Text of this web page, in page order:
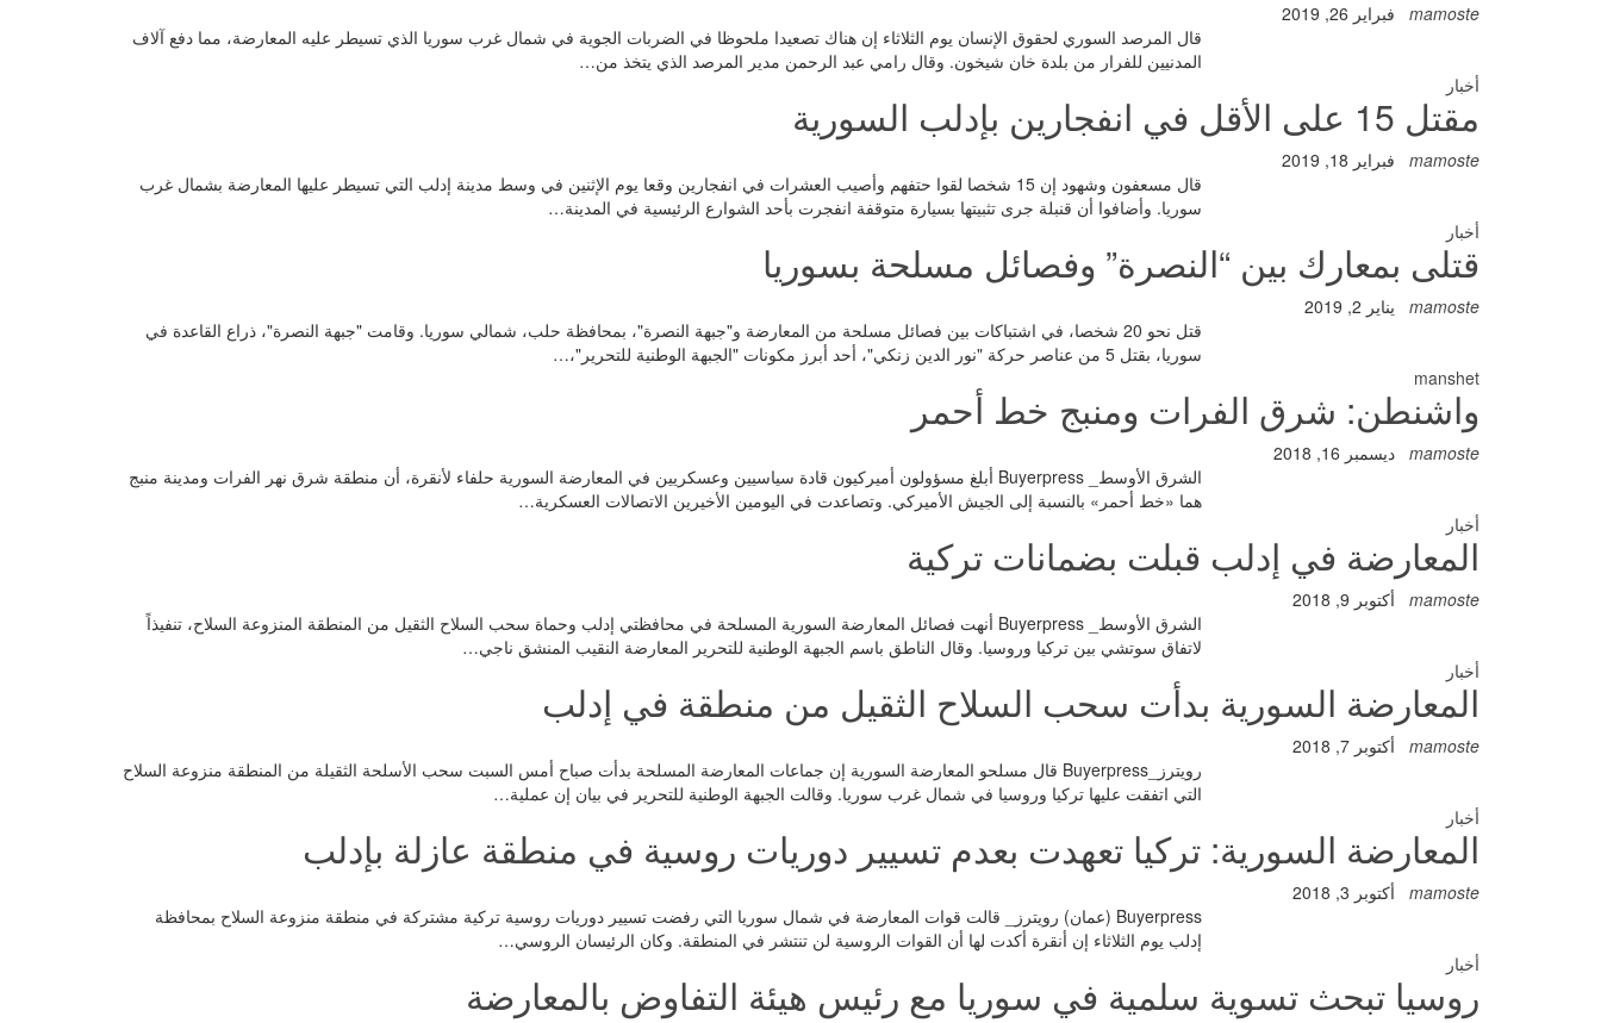
mamoste
فبراير 26, 2019
قال المرصد السوري لحقوق الإنسان يوم الثلاثاء إن هناك تصعيدا ملحوظا في الضربات الجوية في شمال غرب سوريا الذي تسيطر عليه المعارضة، مما دفع آلاف
المدنيين للفرار من بلدة خان شيخون. وقال رامي عبد الرحمن مدير المرصد الذي يتخذ من…
أخبار
مقتل 15 على الأقل في انفجارين بإدلب السورية
mamoste
فبراير 18, 2019
قال مسعفون وشهود إن 15 شخصا لقوا حتفهم وأصيب العشرات في انفجارين وقعا يوم الإثنين في وسط مدينة إدلب التي تسيطر عليها المعارضة بشمال غرب
سوريا. وأضافوا أن قنبلة جرى تثبيتها بسيارة متوقفة انفجرت بأحد الشوارع الرئيسية في المدينة…
أخبار
قتلى بمعارك بين “النصرة” وفصائل مسلحة بسوريا
mamoste
يناير 2, 2019
قتل نحو 20 شخصا، في اشتباكات بين فصائل مسلحة من المعارضة و"جبهة النصرة"، بمحافظة حلب، شمالي سوريا. وقامت "جبهة النصرة"، ذراع القاعدة في
سوريا، بقتل 5 من عناصر حركة "نور الدين زنكي"، أحد أبرز مكونات "الجبهة الوطنية للتحرير"،…
manshet
واشنطن: شرق الفرات ومنبج خط أحمر
mamoste ديسمبر 16, 2018
الشرق الأوسط_ Buyerpress أبلغ مسؤولون أميركيون قادة سياسيين وعسكريين في المعارضة السورية حلفاء لأنقرة، أن منطقة شرق نهر الفرات ومدينة منبج
هما «خط أحمر» بالنسبة إلى الجيش الأميركي. وتصاعدت في اليومين الأخيرين الاتصالات العسكرية…
أخبار
المعارضة في إدلب قبلت بضمانات تركية
mamoste
أكتوبر 9, 2018
الشرق الأوسط_ Buyerpress أنهت فصائل المعارضة السورية المسلحة في محافظتي إدلب وحماة سحب السلاح الثقيل من المنطقة المنزوعة السلاح، تنفيذاً
لاتفاق سوتشي بين تركيا وروسيا. وقال الناطق باسم الجبهة الوطنية للتحرير المعارضة النقيب المنشق ناجي…
أخبار
المعارضة السورية بدأت سحب السلاح الثقيل من منطقة في إدلب
mamoste
أكتوبر 7, 2018
رويترز_Buyerpress قال مسلحو المعارضة السورية إن جماعات المعارضة المسلحة بدأت صباح أمس السبت سحب الأسلحة الثقيلة من المنطقة منزوعة السلاح
التي اتفقت عليها تركيا وروسيا في شمال غرب سوريا. وقالت الجبهة الوطنية للتحرير في بيان إن عملية…
أخبار
المعارضة السورية: تركيا تعهدت بعدم تسيير دوريات روسية في منطقة عازلة بإدلب
mamoste
أكتوبر 3, 2018
Buyerpress (عمان) رويترز_ قالت قوات المعارضة في شمال سوريا التي رفضت تسيير دوريات روسية تركية مشتركة في منطقة منزوعة السلاح بمحافظة
إدلب يوم الثلاثاء إن أنقرة أكدت لها أن القوات الروسية لن تنتشر في المنطقة. وكان الرئيسان الروسي…
أخبار
روسيا تبحث تسوية سلمية في سوريا مع رئيس هيئة التفاوض بالمعارضة